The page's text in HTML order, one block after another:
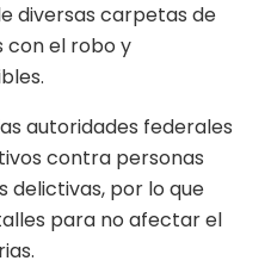
diversas carpetas de
con el robo y
autoridades federales
contra personas
delictivas, por lo que
para no afectar el